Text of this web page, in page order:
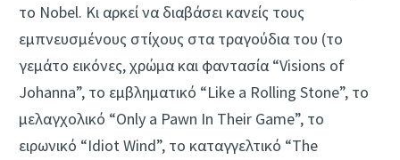
το Nobel. Κι αρκεί να διαβάσει κανείς τους
εμπνευσμένους στίχους στα τραγούδια του (το
γεμάτο εικόνες, χρώμα και φαντασία “Visions of
Johanna”, το εμβληματικό “Like a Rolling Stone”, το
μελαγχολικό “Only a Pawn In Their Game”, το
ειρωνικό “Idiot Wind”, το καταγγελτικό “The